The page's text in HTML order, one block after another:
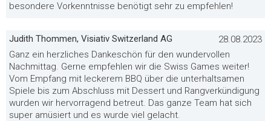
besondere Vorkenntnisse benötigt sehr zu empfehlen!
Judith Thommen, Visiativ Switzerland AG
28.08.2023
Ganz ein herzliches Dankeschön für den wundervollen
Nachmittag. Gerne empfehlen wir die Swiss Games weiter!
Vom Empfang mit leckerem BBQ über die unterhaltsamen
Spiele bis zum Abschluss mit Dessert und Rangverkündigung
wurden wir hervorragend betreut. Das ganze Team hat sich
super amüsiert und es wurde viel gelacht.